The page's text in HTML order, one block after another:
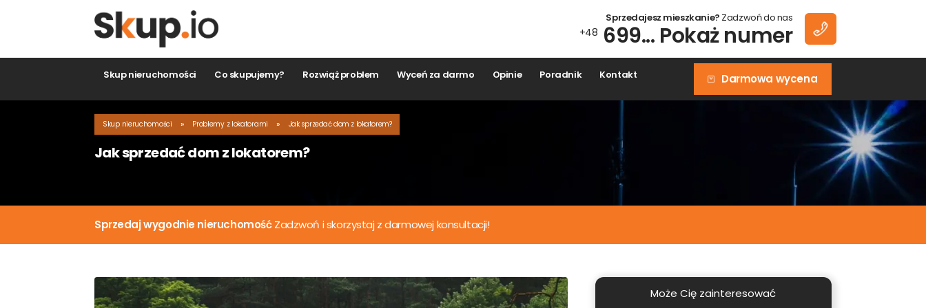
Sprzedajesz mieszkanie?Zadzwoń do nas
+48 699... Pokaż numer
Skup nieruchomości Co skupujemy? Rozwiąż problem Wyceń za darmo Opinie Poradnik Kontakt Darmowa wycena
Skup nieruchomości Problemy z lokatorami Jak sprzedać dom z lokatorem?
Jak sprzedać dom z lokatorem?
Sprzedaj wygodnie nieruchomośćZadzwoń i skorzystaj z darmowej konsultacji!
Może Cię zainteresować
Wyceń nieruchomość online
Zobacz ile możesz zyskać, sprzedając wygodnie i bezpośrednio do
Zajmie Ci to maks 30 sekund.
Miasto Ulica i numer